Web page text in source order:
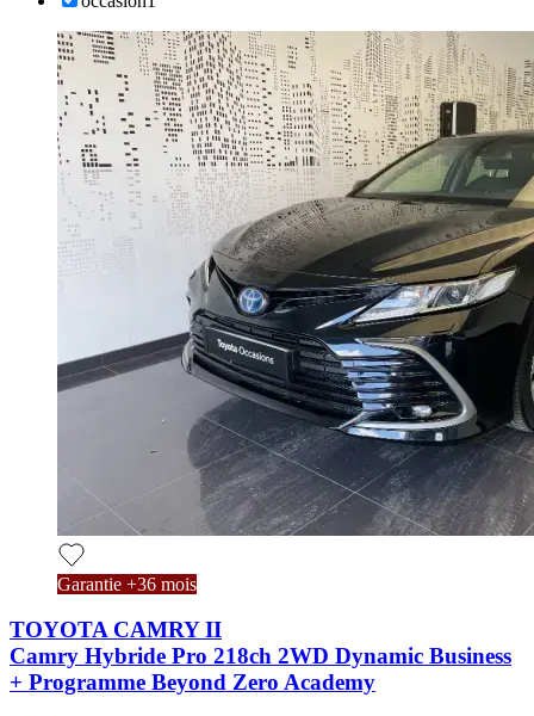
Garantie +36 mois
TOYOTA CAMRY II
Camry Hybride Pro 218ch 2WD Dynamic Business
+ Programme Beyond Zero Academy